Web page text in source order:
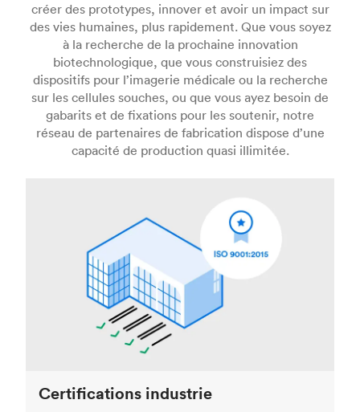
créer des prototypes, innover et avoir un impact sur
des vies humaines, plus rapidement. Que vous soyez
à la recherche de la prochaine innovation
biotechnologique, que vous construisiez des
dispositifs pour l’imagerie médicale ou la recherche
sur les cellules souches, ou que vous ayez besoin de
gabarits et de fixations pour les soutenir, notre
réseau de partenaires de fabrication dispose d’une
capacité de production quasi illimitée.
Certifications industrie